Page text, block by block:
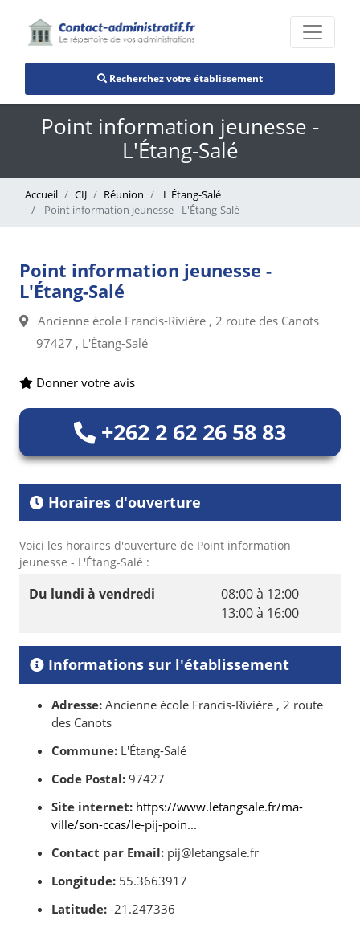
Recherchez votre établissement
Point information jeunesse -
L'Étang-Salé
Accueil CIJ Réunion
L'Étang-Salé
Point information jeunesse - L'Étang-Salé
Point information jeunesse -
L'Étang-Salé
Ancienne école Francis-Rivière , 2 route des Canots
97427 , L'Étang-Salé
Donner votre avis
+262 2 62 26 58 83
Horaires d'ouverture
Voici les horaires d'ouverture de Point information
jeunesse - L'Étang-Salé :
Du lundi à vendredi
08:00 à 12:00
13:00 à 16:00
Informations sur l'établissement
Adresse: Ancienne école Francis-Rivière , 2 route
des Canots
Commune: L'Étang-Salé
Code Postal: 97427
Site internet: https://www.letangsale.fr/ma-
ville/son-ccas/le-pij-poin...
Contact par Email: pij@letangsale.fr
Longitude: 55.3663917
Latitude: -21.247336